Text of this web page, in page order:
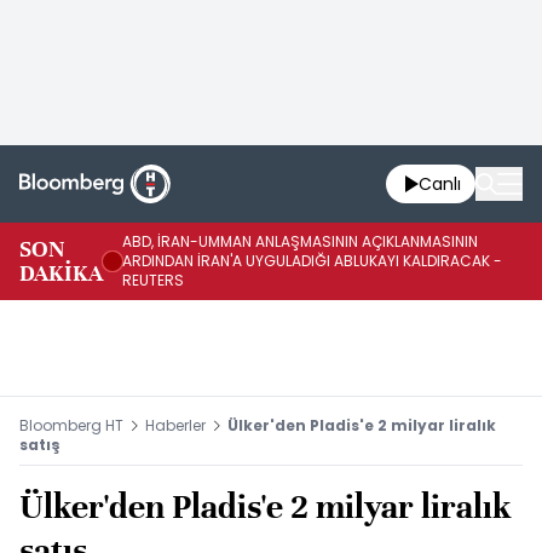
Canlı
SON
DAKİKA
ABD, İRAN-UMMAN ANLAŞMASININ AÇIKLANMASININ
ARDINDAN İRAN'A UYGULADIĞI ABLUKAYI KALDIRACAK -
REUTERS
Bloomberg HT Haberler
Ülker'den Pladis'e 2 milyar liralık
satış
Ülker'den Pladis'e 2 milyar liralık